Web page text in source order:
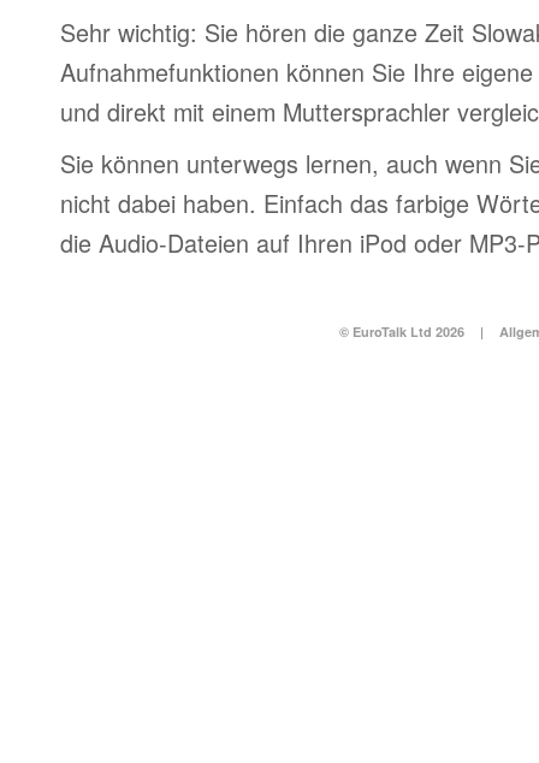
Sehr wichtig: Sie hören die ganze Zeit
Aufnahmefunktionen können Sie Ihre
und direkt mit einem Muttersprachler
Sie können unterwegs lernen, auch wenn
nicht dabei haben. Einfach das farbige
die Audio-Dateien auf Ihren iPod oder MP3-
© EuroTalk Ltd 2026 |